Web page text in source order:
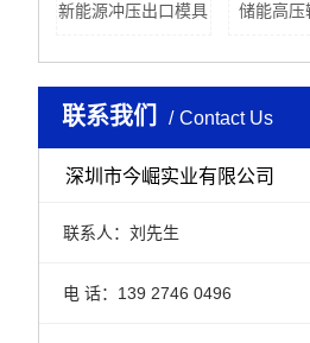
新能源冲压出口模具 储能高压
联系我们 Contact Us
深圳市今崛实业有限公司
联系人：刘先生
电 话：139 2746 0496